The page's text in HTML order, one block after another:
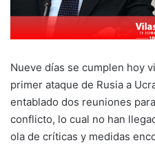
Nueve días se cumplen hoy
primer ataque de Rusia a
entablado dos reuniones
conflicto, lo cual no han
ola de críticas y medidas